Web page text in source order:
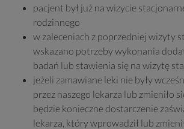
pacjent był już na wizycie
rodzinnego
w zaleceniach z poprzedniej wizyty
wskazano potrzeby wykonania
badań lub stawienia się na wizytę
jeżeli zamawiane leki nie były
przez naszego lekarza lub zmieniło
będzie konieczne dostarczenie
lekarza, który wprowadził lub